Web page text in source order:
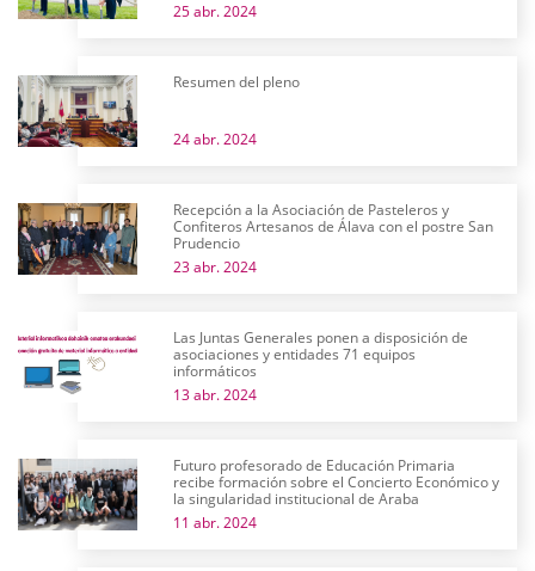
25 abr. 2024
Resumen del pleno
24 abr. 2024
Recepción a la Asociación de Pasteleros y
Confiteros Artesanos de Álava con el postre San
Prudencio
23 abr. 2024
Las Juntas Generales ponen a disposición de
asociaciones y entidades 71 equipos
informáticos
13 abr. 2024
Futuro profesorado de Educación Primaria
recibe formación sobre el Concierto Económico y
la singularidad institucional de Araba
11 abr. 2024